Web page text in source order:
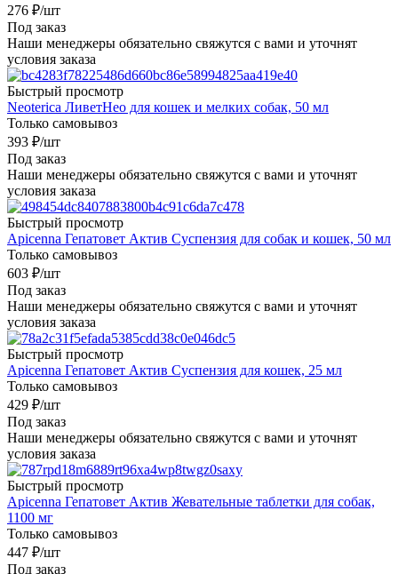
276 ₽/шт
Под заказ
Наши менеджеры обязательно свяжутся с вами и уточнят
условия заказа
Быстрый просмотр
Neoterica ЛиветНео для кошек и мелких собак, 50 мл
Только самовывоз
393 ₽/шт
Под заказ
Наши менеджеры обязательно свяжутся с вами и уточнят
условия заказа
Быстрый просмотр
Apicenna Гепатовет Актив Cуспензия для собак и кошек, 50 мл
Только самовывоз
603 ₽/шт
Под заказ
Наши менеджеры обязательно свяжутся с вами и уточнят
условия заказа
Быстрый просмотр
Apicenna Гепатовет Актив Суспензия для кошек, 25 мл
Только самовывоз
429 ₽/шт
Под заказ
Наши менеджеры обязательно свяжутся с вами и уточнят
условия заказа
Быстрый просмотр
Apicenna Гепатовет Актив Жевательные таблетки для собак,
1100 мг
Только самовывоз
447 ₽/шт
Под заказ